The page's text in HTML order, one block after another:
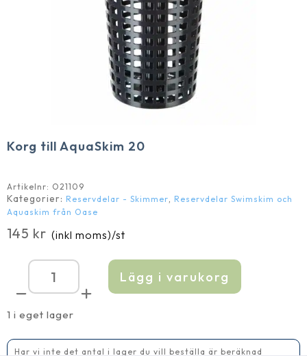
Korg till AquaSkim 20
Artikelnr: O21109
Kategorier: Reservdelar - Skimmer, Reservdelar Swimskim och
Aquaskim från Oase
145 kr (inkl moms)/st
1 i eget lager
Korg
till
AquaSkim
20
mängd
Lägg i varukorg
Har vi inte det antal i lager du vill beställa är beräknad